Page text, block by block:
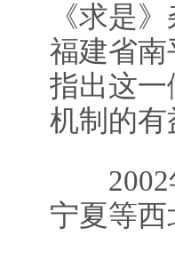
《求是
福建省
指出这
机制的
2002年
宁夏等